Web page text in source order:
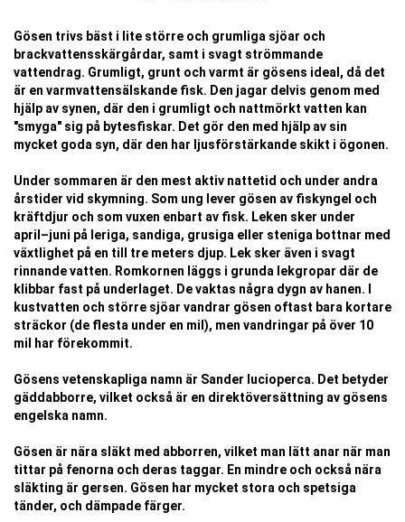
Gösen trivs bäst i lite större och grumliga sjöar och
brackvattensskärgårdar, samt i svagt strömmande
vattendrag. Grumligt, grunt och varmt är gösens ideal, då det
är en varmvattensälskande fisk. Den jagar delvis genom med
hjälp av synen, där den i grumligt och nattmörkt vatten kan
"smyga" sig på bytesfiskar. Det gör den med hjälp av sin
mycket goda syn, där den har ljusförstärkande skikt i ögonen.
Under sommaren är den mest aktiv nattetid och under andra
årstider vid skymning. Som ung lever gösen av fiskyngel och
kräftdjur och som vuxen enbart av fisk. Leken sker under
april–juni på leriga, sandiga, grusiga eller steniga bottnar med
växtlighet på en till tre meters djup. Lek sker även i svagt
rinnande vatten. Romkornen läggs i grunda lekgropar där de
klibbar fast på underlaget. De vaktas några dygn av hanen. I
kustvatten och större sjöar vandrar gösen oftast bara kortare
sträckor (de flesta under en mil), men vandringar på över 10
mil har förekommit.
Gösens vetenskapliga namn är Sander lucioperca. Det betyder
gäddabborre, vilket också är en direktöversättning av gösens
engelska namn.
Gösen är nära släkt med abborren, vilket man lätt anar när man
tittar på fenorna och deras taggar. En mindre och också nära
släkting är gersen. Gösen har mycket stora och spetsiga
tänder, och dämpade färger.